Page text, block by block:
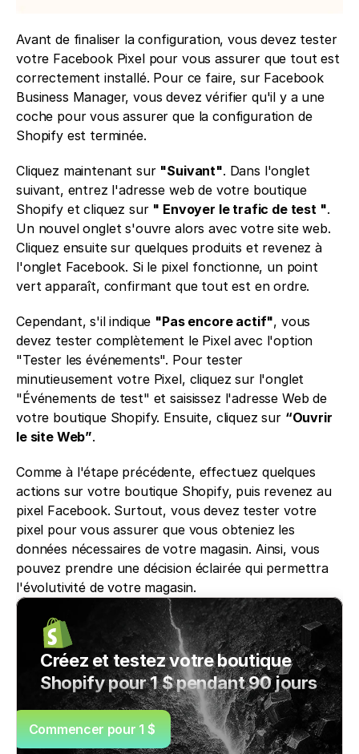
Avant de finaliser la configuration, vous devez tester
votre Facebook Pixel pour vous assurer que tout est
correctement installé. Pour ce faire, sur Facebook
Business Manager, vous devez vérifier qu'il y a une
coche pour vous assurer que la configuration de
Shopify est terminée.
Cliquez maintenant sur "Suivant". Dans l'onglet
suivant, entrez l'adresse web de votre boutique
Shopify et cliquez sur " Envoyer le trafic de test ".
Un nouvel onglet s'ouvre alors avec votre site web.
Cliquez ensuite sur quelques produits et revenez à
l'onglet Facebook. Si le pixel fonctionne, un point
vert apparaît, confirmant que tout est en ordre.
Cependant, s'il indique "Pas encore actif", vous
devez tester complètement le Pixel avec l'option
"Tester les événements". Pour tester
minutieusement votre Pixel, cliquez sur l'onglet
"Événements de test" et saisissez l'adresse Web de
votre boutique Shopify. Ensuite, cliquez sur “Ouvrir
le site Web”.
Comme à l'étape précédente, effectuez quelques
actions sur votre boutique Shopify, puis revenez au
pixel Facebook. Surtout, vous devez tester votre
pixel pour vous assurer que vous obteniez les
données nécessaires de votre magasin. Ainsi, vous
pouvez prendre une décision éclairée qui permettra
l'évolutivité de votre magasin.
Créez et testez votre boutique
Shopify pour 1 $ pendant 90 jours
Commencer pour 1 $